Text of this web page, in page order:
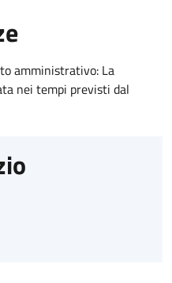
amministrativo: La
nei tempi previsti dal